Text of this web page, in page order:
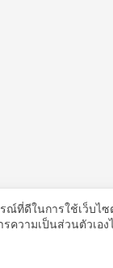
ณ์ที่ดีในการใช้เว็บไ
รความเป็นส่วนตัวเอ